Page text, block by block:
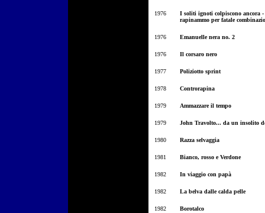
1976
I soliti ignoti colpiscono ancora
rapinammo per fatale
1976 Emanuelle nera no. 2
1976 Il corsaro nero
1977 Poliziotto sprint
1978 Controrapina
1979 Ammazzare il tempo
1979 John Travolto... da un insolito
1980 Razza selvaggia
1981 Bianco, rosso e Verdone
1982 In viaggio con papà
1982 La belva dalle calda pelle
1982 Borotalco